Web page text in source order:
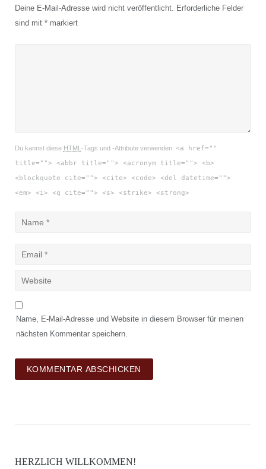
Deine E-Mail-Adresse wird nicht veröffentlicht.
Erforderliche Felder
sind mit *markiert
Du kannst diese HTML -Tags und -Attribute verwenden: <a href=""
title=""> <abbr title=""> <acronym title=""> <b>
<blockquote cite=""> <cite> <code> <del datetime="">
<em> <i> <q cite=""> <s> <strike> <strong>
Name, E-Mail-Adresse und Website in diesem Browser für meinen
nächsten Kommentar speichern.
HERZLICH WILLKOMMEN!